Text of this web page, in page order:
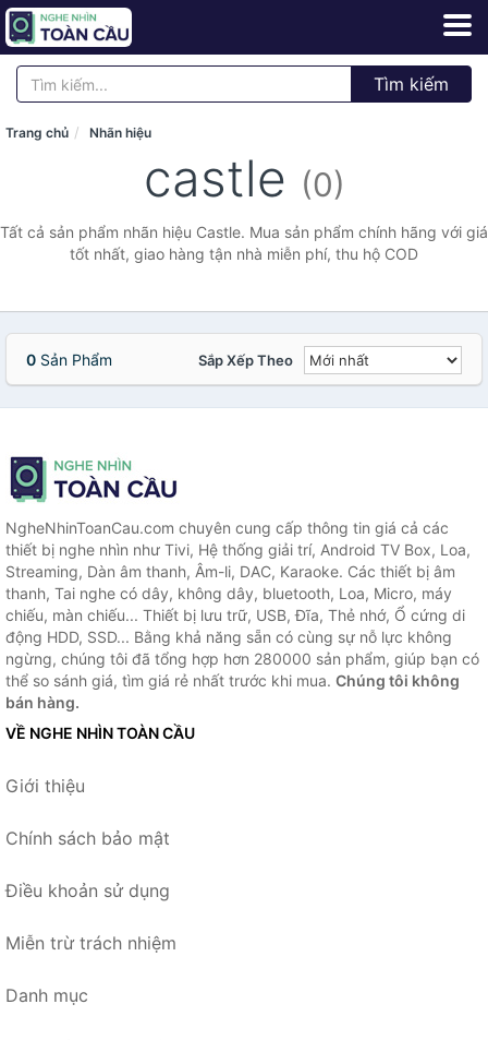
Tìm kiếm
Trang chủ Nhãn hiệu
castle (0)
Tất cả sản phẩm nhãn hiệu Castle. Mua sản phẩm chính hãng với giá
tốt nhất, giao hàng tận nhà miễn phí, thu hộ COD
0 Sản Phẩm Sắp Xếp Theo
NgheNhinToanCau.com chuyên cung cấp thông tin giá cả các
thiết bị nghe nhìn như Tivi, Hệ thống giải trí, Android TV Box, Loa,
Streaming, Dàn âm thanh, Âm-li, DAC, Karaoke. Các thiết bị âm
thanh, Tai nghe có dây, không dây, bluetooth, Loa, Micro, máy
chiếu, màn chiếu... Thiết bị lưu trữ, USB, Đĩa, Thẻ nhớ, Ổ cứng di
động HDD, SSD... Bằng khả năng sẵn có cùng sự nỗ lực không
ngừng, chúng tôi đã tổng hợp hơn 280000 sản phẩm, giúp bạn có
thể so sánh giá, tìm giá rẻ nhất trước khi mua. Chúng tôi không
bán hàng.
VỀ NGHE NHÌN TOÀN CẦU
Giới thiệu
Chính sách bảo mật
Điều khoản sử dụng
Miễn trừ trách nhiệm
Danh mục